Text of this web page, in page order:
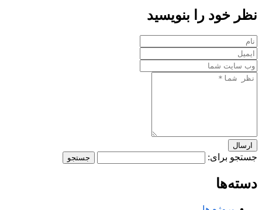
نظر خود را بنویسید
ارسال
جستجو برای:
دسته‌ها